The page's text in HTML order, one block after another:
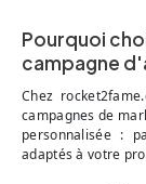
Pourquoi
campagne
Chez
campagnes de
personnalisée :
adaptés à votre